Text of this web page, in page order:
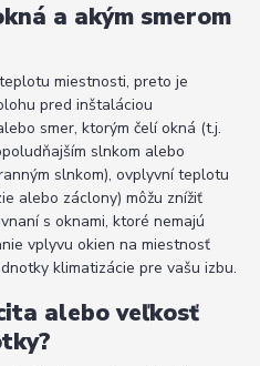
a akým smerom
miestnosti, preto je
pred inštaláciou
smer, ktorým čelí okná (t.j.
slnkom alebo
slnkom), ovplyvní teplotu
alebo záclony) môžu znížiť
s oknami, ktoré nemajú
vplyvu okien na miestnosť
klimatizácie pre vašu izbu.
alebo veľkosť